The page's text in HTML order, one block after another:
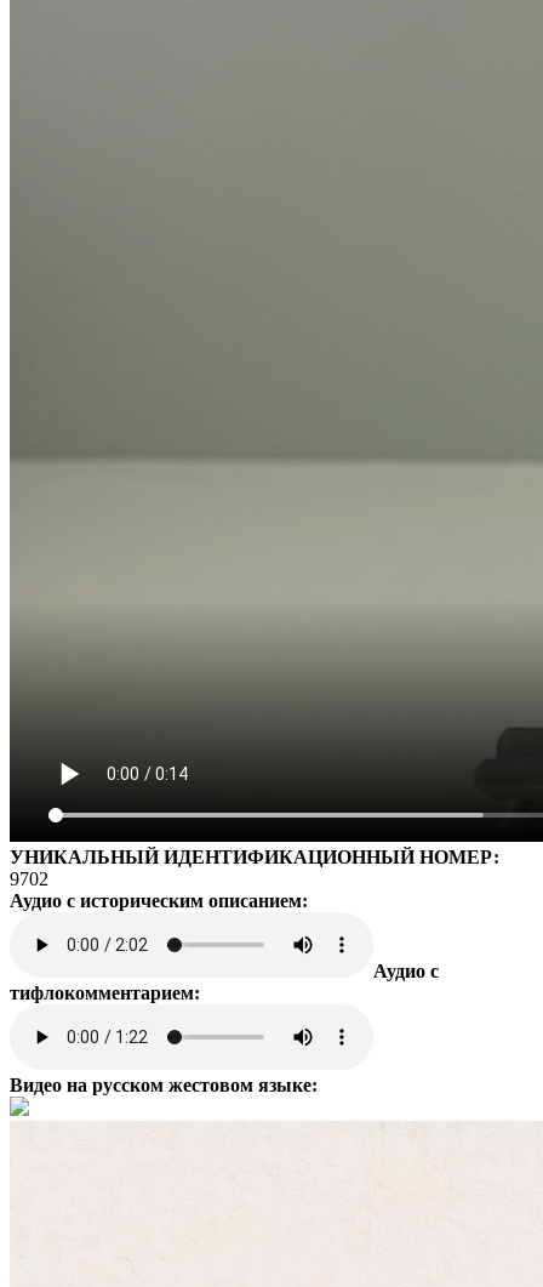
УНИКАЛЬНЫЙ ИДЕНТИФИКАЦИОННЫЙ НОМЕР:
9702
Аудио с историческим описанием:
Аудио с
тифлокомментарием:
Видео на русском жестовом языке: